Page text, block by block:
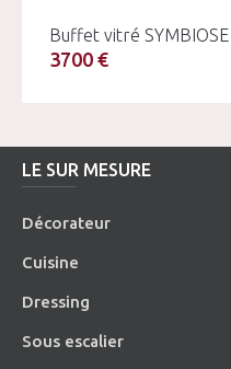
Buffet vitré
3700 €
LE SUR MESURE
Décorateur
Cuisine
Dressing
Sous escalier